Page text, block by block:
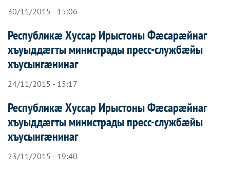
30/11/2015 - 15:06
Республикæ Хуссар Ирыстоны Фæсарæйнаг
хъуыддæгты министрады пресс-службæйы
хъусынгæнинаг
24/11/2015 - 15:17
Республикæ Хуссар Ирыстоны Фæсарæйнаг
хъуыддæгты министрады пресс-службæйы
хъусынгæнинаг
23/11/2015 - 19:40